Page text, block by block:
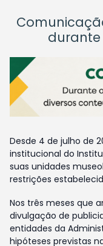
Desde 4 de julho de
institucional do
suas unidades
restrições
Nos três meses que
divulgação de
entidades da
hipóteses previstas